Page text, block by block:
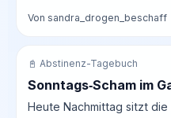
Von sandra_drogen_beschaff
📓 Abstinenz-Tagebuch
Sonntags‑Scham im
Heute Nachmittag sitzt